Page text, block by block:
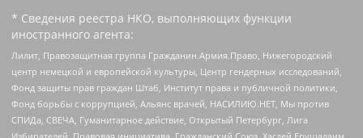
* Сведения реестра НКО, выполняющих функции
иностранного агента:
Лилит, Правозащитная группа Гражданин.Армия.Право, Нижегородский
центр немецкой и европейской культуры, Центр гендерных исследований,
Фонд защиты прав граждан Штаб, Институт права и публичной политики,
Фонд борьбы с коррупцией, Альянс врачей, НАСИЛИЮ.НЕТ, Мы против
СПИДа, СВЕЧА, Гуманитарное действие, Открытый Петербург, Лига